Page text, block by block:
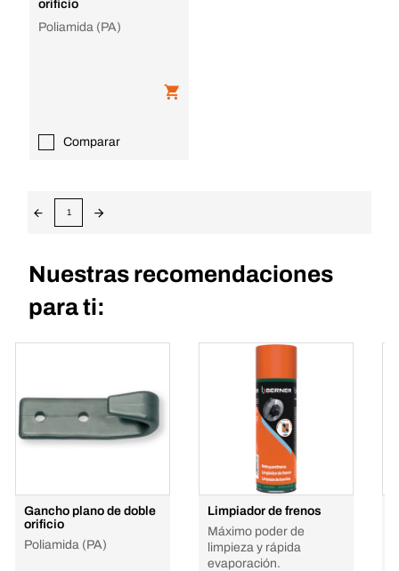
orificio
Poliamida (PA)
Comparar
1
Nuestras recomendaciones
para ti:
Gancho plano de doble
orificio
Poliamida (PA)
Limpiador de frenos
Máximo poder de
limpieza y rápida
evaporación.